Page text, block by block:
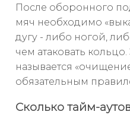
После оборонного
мяч необходимо
дугу - либо ногой,
чем атаковать
называется
обязательным
Сколько тайм-